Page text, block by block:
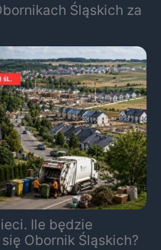
Śląskich za
Ile będzie
Obornik Śląskich?